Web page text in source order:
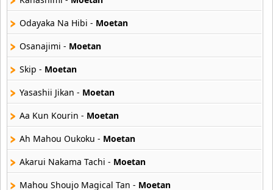
Akikan
15 músicas online
Alejandro Arnais
3 músicas online
Amaenaideyo
26 músicas online
Amagami Ss
50 músicas online
Amatsuki
Odayaka Na Hibi - Moetan
Osanajimi - Moetan
Skip - Moetan
Yasashii Jikan - Moetan
Aa Kun Kourin - Moetan
Ah Mahou Oukoku - Moetan
Akarui Nakama Tachi - Moetan
Mahou Shoujo Magical Tan - Moetan